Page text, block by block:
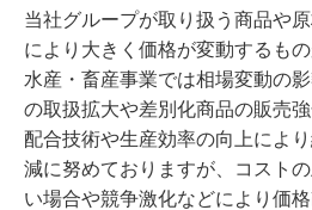
当社グループが取り扱う商品や
により大きく価格が変動するもの
水産・畜産事業では相場変動の
の取扱拡大や差別化商品の販売
配合技術や生産効率の向上によ
減に努めておりますが、コスト
い場合や競争激化などにより価